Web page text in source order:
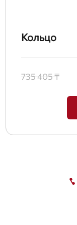
Кольцо
735 405 ₸